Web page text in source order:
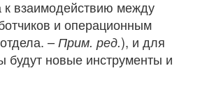
к взаимодействию между
и операционным
– Прим. ред.), и для
будут новые инструменты и